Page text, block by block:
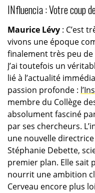
INfluencia : Votre coup
Maurice Lévy: C’est
vivons une époque
finalement très peu
J’ai toutefois un
lié à l’actualité
passion profonde :
membre du Collège
absolument fasciné
par ses chercheurs.
une nouvelle
Stéphanie Debette,
premier plan. Elle sait
nourrit une ambition
Cerveau encore plus